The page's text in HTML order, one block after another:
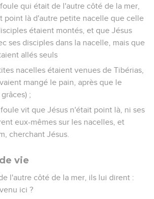
qui était de l'autre côté de la mer,
point là d'autre petite nacelle que celle
étaient montés, et que Jésus
ses disciples dans la nacelle, mais que
allés seuls
nacelles étaient venues de Tibérias,
mangé le pain, après que le
;
vit que Jésus n'était point là, ni ses
eux-mêmes sur les nacelles, et
cherchant Jésus.
vie
l'autre côté de la mer, ils lui dirent :
ici ?